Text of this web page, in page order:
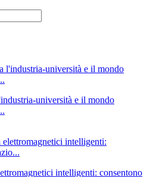
università e il mondo
intelligenti: consentono